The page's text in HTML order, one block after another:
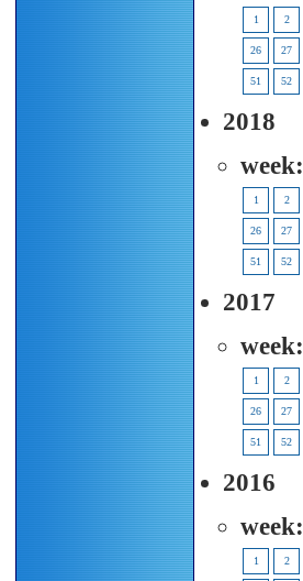
1 2
26 27
51 52
2018
week:
1 2
26 27
51 52
2017
week:
1 2
26 27
51 52
2016
week:
1 2